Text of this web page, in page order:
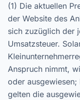
(1) Die aktuellen
der Website des
sich zuzüglich der
Umsatzsteuer.
Anspruch nimmt,
oder ausgewiesen;
gelten die